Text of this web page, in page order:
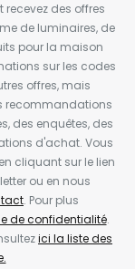
des offres
de luminaires, de
pour la maison
sur les codes
offres, mais
recommandations
des enquêtes, des
d'achat. Vous
cliquant sur le lien
ou en nous
. Pour plus
de confidentialité.
ici la liste des